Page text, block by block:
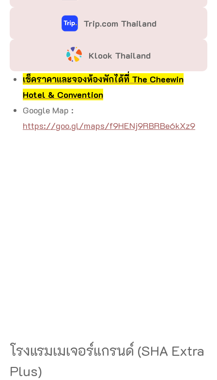
Trip.com Thailand
Klook Thailand
เช็คราคาและจองห้องพักได้ที่ The Cheewin
Hotel & Convention
Google Map :
https://goo.gl/maps/f9HENj9RBRBe6kXz9
โรงแรมเมเจอร์แกรนด์ (SHA Extra
Plus)